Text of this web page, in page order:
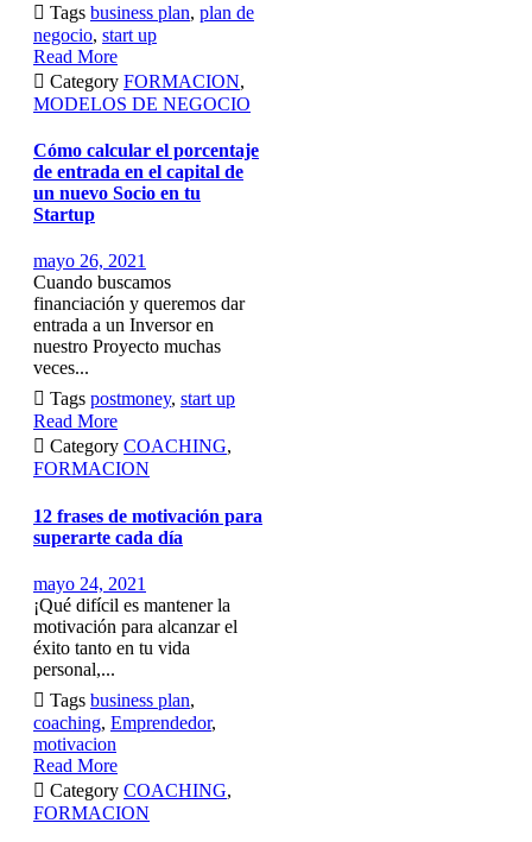
 Tags business plan, plan de
negocio, start up
Read More
 Category FORMACION,
MODELOS DE NEGOCIO
Cómo calcular el porcentaje
de entrada en el capital de
un nuevo Socio en tu
Startup
mayo 26, 2021
Cuando buscamos
financiación y queremos dar
entrada a un Inversor en
nuestro Proyecto muchas
veces...
 Tags postmoney, start up
Read More
 Category COACHING,
FORMACION
12 frases de motivación para
superarte cada día
mayo 24, 2021
¡Qué difícil es mantener la
motivación para alcanzar el
éxito tanto en tu vida
personal,...
 Tags business plan,
coaching, Emprendedor,
motivacion
Read More
 Category COACHING,
FORMACION